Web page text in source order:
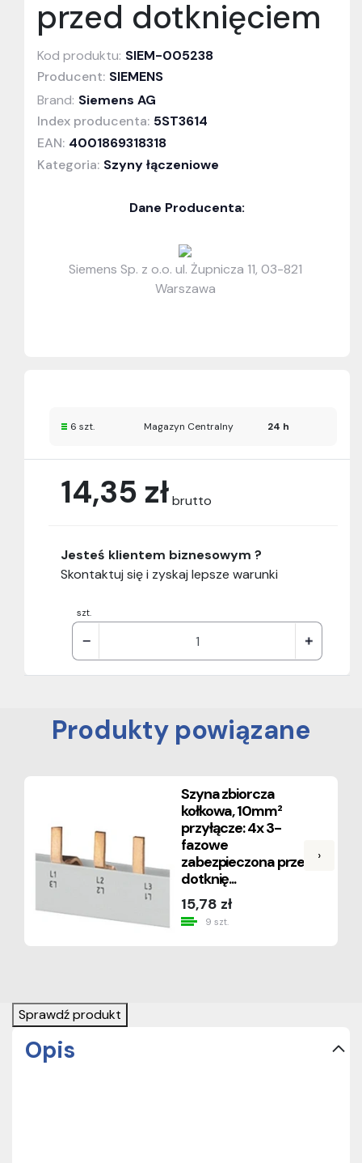
przed dotknięciem
Kod produktu: SIEM-005238
Producent: SIEMENS
Brand: Siemens AG
Index producenta: 5ST3614
EAN: 4001869318318
Kategoria: Szyny łączeniowe
Dane Producenta:
Siemens Sp. z o.o. ul. Żupnicza 11, 03-821
Warszawa
14,35 złbrutto
szt.
Jesteś klientem biznesowym ?
Skontaktuj się i zyskaj lepsze warunki
6 szt. Magazyn Centralny 24 h
Produkty powiązane
Szyna zbiorcza
kołkowa, 10mm²
przyłącze: 4x 3-
fazowe
zabezpieczona przed
dotknię...
9 szt.
15,78 zł
›
Sprawdź produkt
Opis